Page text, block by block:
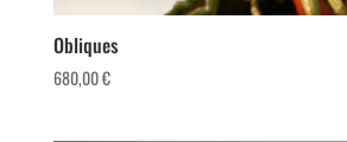
Obliques
680,00€